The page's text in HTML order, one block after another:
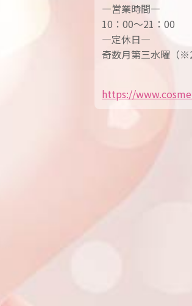
—営業時間—
10：00～21：00
—定休日—
奇数月第三水曜（
https://